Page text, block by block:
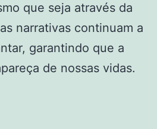
que seja através da
narrativas continuam a
garantindo que a
de nossas vidas.